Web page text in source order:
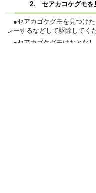
2. セアカコケグモを
●セアカゴケグモを見つけ
レーするなどして駆除してく
●セアカゴケグモはおとなし